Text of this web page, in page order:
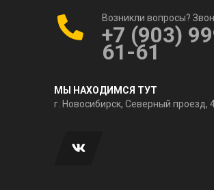
Возникли вопросы?
+7 (903)
61-61
МЫ НАХОДИМСЯ ТУТ
г. Новосибирск, Северный проезд,